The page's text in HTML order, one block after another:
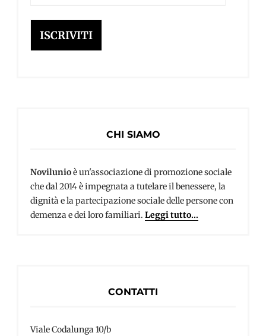
mail
ISCRIVITI
CHI SIAMO
Novilunioè un'associazione di promozione sociale
che dal 2014 è impegnata a tutelare il benessere, la
dignità e la partecipazione sociale delle persone con
demenza e dei loro familiari. Leggi tutto...
CONTATTI
Viale Codalunga 10/b